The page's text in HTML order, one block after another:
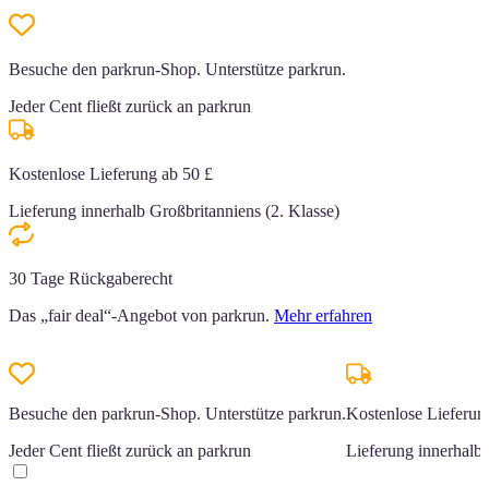
Besuche den parkrun-Shop. Unterstütze parkrun.
Jeder Cent fließt zurück an parkrun
Kostenlose Lieferung ab 50 £
Lieferung innerhalb Großbritanniens (2. Klasse)
30 Tage Rückgaberecht
Das „fair deal“-Angebot von parkrun. Mehr erfahren
Besuche den parkrun-Shop. Unterstütze parkrun.
Jeder Cent fließt zurück an parkrun
Kostenlose
Lieferung innerhalb